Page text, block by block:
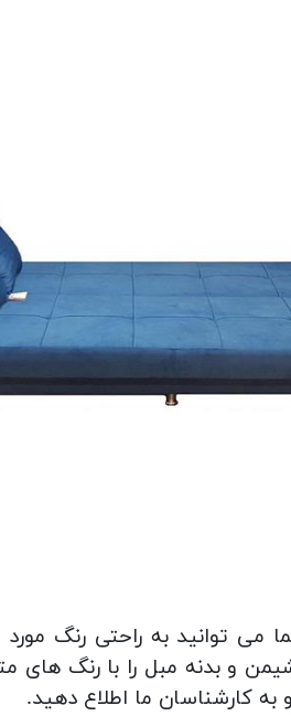
می توانید به راحتی رنگ
و بدنه مبل را با رنگ
کارشناسان ما اطلاع دهید.